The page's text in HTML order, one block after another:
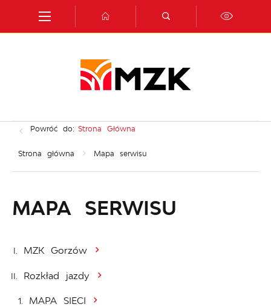
Przejdź do wyszukiwarki.
Przejdź do ustawień wielkości czcionki.
Włącz wersję kontrastową strony.
Powróć do: Strona Główna
Strona główna Mapa serwisu
MAPA SERWISU
MZK Gorzów
Rozkład jazdy
MAPA SIECI